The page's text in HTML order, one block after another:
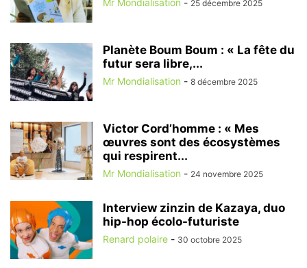
25 décembre 2025
Planète Boum Boum : « La fête du
futur sera libre,...
Mr Mondialisation - 8 décembre 2025
Victor Cord’homme : « Mes
œuvres sont des écosystèmes
qui respirent...
Mr Mondialisation - 24 novembre 2025
Interview zinzin de Kazaya, duo
hip-hop écolo-futuriste
Renard polaire - 30 octobre 2025